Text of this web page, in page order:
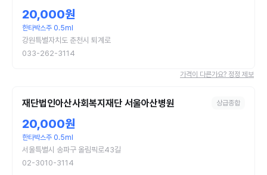
20,000원
한타박스주 0.5ml
강원특별자치도 춘천시 퇴계로
033-262-3114
가격이 다른가요? 정정 제보
재단법인아산사회복지재단 서울아산병원 상급종합
20,000원
한타박스주 0.5ml
서울특별시 송파구 올림픽로43길
02-3010-3114